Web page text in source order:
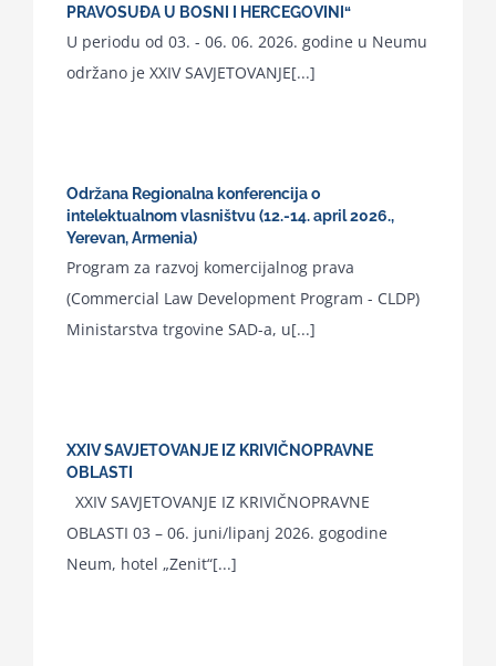
PRAVOSUĐA U BOSNI I HERCEGOVINI“
U periodu od 03. - 06. 06. 2026. godine u Neumu
održano je XXIV SAVJETOVANJE[...]
Održana Regionalna konferencija o
intelektualnom vlasništvu (12.-14. april 2026.,
Yerevan, Armenia)
Program za razvoj komercijalnog prava
(Commercial Law Development Program - CLDP)
Ministarstva trgovine SAD-a, u[...]
XXIV SAVJETOVANJE IZ KRIVIČNOPRAVNE
OBLASTI
XXIV SAVJETOVANJE IZ KRIVIČNOPRAVNE
OBLASTI 03 – 06. juni/lipanj 2026. gogodine
Neum, hotel „Zenit“[...]